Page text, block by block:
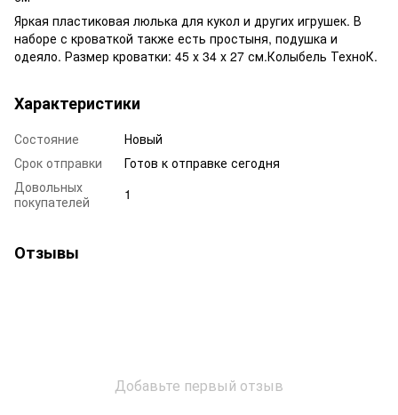
Яркая пластиковая люлька для кукол и других игрушек. В
наборе с кроваткой также есть простыня, подушка и
одеяло. Размер кроватки: 45 х 34 х 27 см.Колыбель ТехноК.
Характеристики
Состояние
Новый
Срок отправки
Готов к отправке сегодня
Довольных
покупателей
1
Отзывы
Добавьте первый отзыв